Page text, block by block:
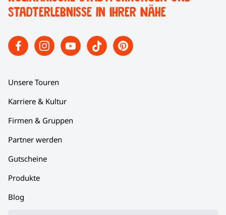
Stadterlebnisse in Ihrer Nähe
Unsere Touren
Karriere & Kultur
Firmen & Gruppen
Partner werden
Gutscheine
Produkte
Blog